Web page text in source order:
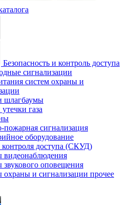
Безопасность и контроль доступа
сигнализации
систем охраны и
шлагбаумы
газа
пожарная сигнализация
оборудование
контроля доступа (СКУД)
видеонаблюдения
оповещения
охраны и сигнализации прочее